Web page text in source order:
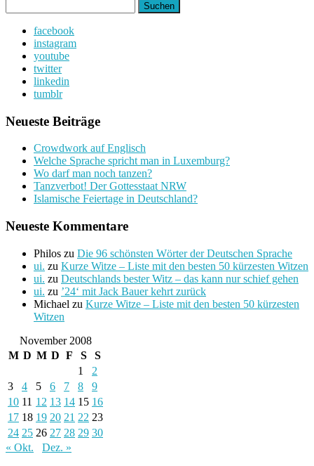
nach:
facebook
instagram
youtube
twitter
linkedin
tumblr
Neueste Beiträge
Crowdwork auf Englisch
Welche Sprache spricht man in Luxemburg?
Wo darf man noch tanzen?
Tanzverbot! Der Gottesstaat NRW
Islamische Feiertage in Deutschland?
Neueste Kommentare
Philos zu Die 96 schönsten Wörter der Deutschen Sprache
ui. zu Kurze Witze – Liste mit den besten 50 kürzesten Witzen
ui. zu Deutschlands bester Witz – das kann nur schief gehen
ui. zu ’24‘ mit Jack Bauer kehrt zurück
Michael zu Kurze Witze – Liste mit den besten 50 kürzesten
Witzen
November 2008
M D M D F S
S
1
2
3
4 5 6 7 8
9
10 11 12 13 14 15 16
17 18 19 20 21 22 23
24 25 26 27 28 29 30
« Okt.
Dez. »